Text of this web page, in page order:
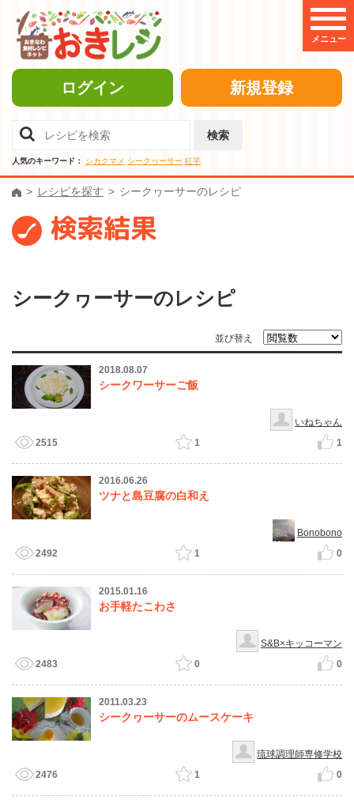
メニュー
ログイン 新規登録
検索
人気のキーワード： シカクマメ シークヮーサー 紅芋
レシピを探す シークヮーサーのレシピ
検索結果
シークヮーサーのレシピ
並び替え
2018.08.07
シークワーサーご飯
いねちゃん
2515
1 1
2016.06.26
ツナと島豆腐の白和え
Bonobono
2492
1 0
2015.01.16
お手軽たこわさ
S&B×キッコーマン
2483
0 0
2011.03.23
シークヮーサーのムースケーキ
琉球調理師専修学校
2476
1 0